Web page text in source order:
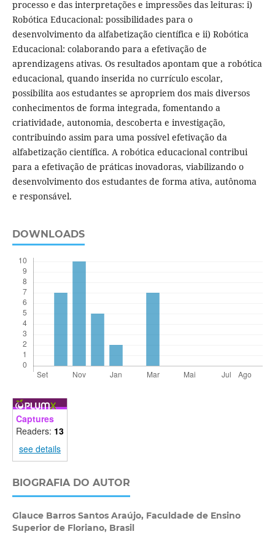
processo e das interpretações e impressões das leituras: i)
Robótica Educacional: possibilidades para o
desenvolvimento da alfabetização científica e ii) Robótica
Educacional: colaborando para a efetivação de
aprendizagens ativas. Os resultados apontam que a robótica
educacional, quando inserida no currículo escolar,
possibilita aos estudantes se apropriem dos mais diversos
conhecimentos de forma integrada, fomentando a
criatividade, autonomia, descoberta e investigação,
contribuindo assim para uma possível efetivação da
alfabetização científica. A robótica educacional contribui
para a efetivação de práticas inovadoras, viabilizando o
desenvolvimento dos estudantes de forma ativa, autônoma
e responsável.
DOWNLOADS
Captures
Readers: 13
see details
BIOGRAFIA DO AUTOR
Glauce Barros Santos Araújo, Faculdade de Ensino
Superior de Floriano, Brasil